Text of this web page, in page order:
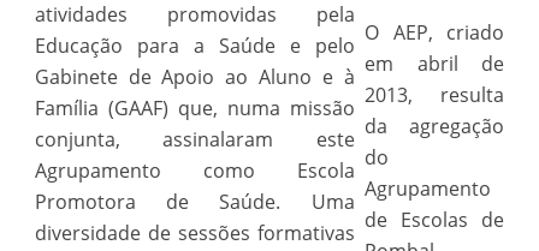
atividades promovidas pela
Educação para a Saúde e pelo
Gabinete de Apoio ao Aluno e à
Família (GAAF) que, numa missão
conjunta, assinalaram este
Agrupamento como Escola
Promotora de Saúde. Uma
diversidade de sessões formativas
O AEP, criado
em abril de
2013, resulta
da agregação
do
Agrupamento
de Escolas de